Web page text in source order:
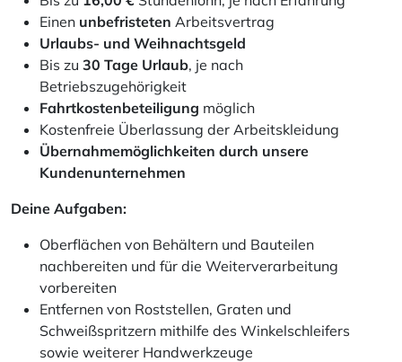
Einen unbefristeten Arbeitsvertrag
Urlaubs- und Weihnachtsgeld
Bis zu 30 Tage Urlaub, je nach
Betriebszugehörigkeit
Fahrtkostenbeteiligung möglich
Kostenfreie Überlassung der Arbeitskleidung
Übernahmemöglichkeiten durch unsere
Kundenunternehmen
Deine Aufgaben:
Oberflächen von Behältern und Bauteilen
nachbereiten und für die Weiterverarbeitung
vorbereiten
Entfernen von Roststellen, Graten und
Schweißspritzern mithilfe des Winkelschleifers
sowie weiterer Handwerkzeuge